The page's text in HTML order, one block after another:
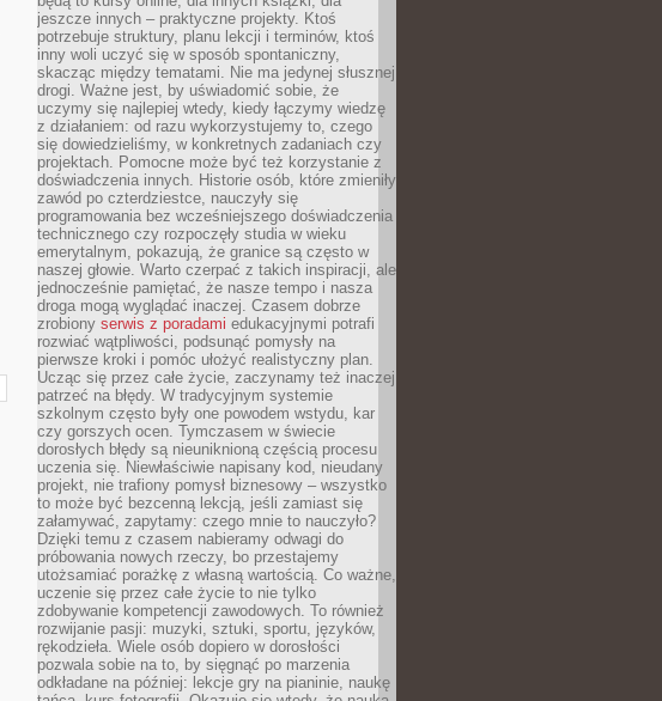
jeszcze innych – praktyczne projekty. Ktoś
potrzebuje struktury, planu lekcji i terminów, ktoś
inny woli uczyć się w sposób spontaniczny,
skacząc między tematami. Nie ma jedynej słusznej
drogi. Ważne jest, by uświadomić sobie, że
uczymy się najlepiej wtedy, kiedy łączymy wiedzę
z działaniem: od razu wykorzystujemy to, czego
się dowiedzieliśmy, w konkretnych zadaniach czy
projektach. Pomocne może być też korzystanie z
doświadczenia innych. Historie osób, które zmieniły
zawód po czterdziestce, nauczyły się
programowania bez wcześniejszego doświadczenia
technicznego czy rozpoczęły studia w wieku
emerytalnym, pokazują, że granice są często w
naszej głowie. Warto czerpać z takich inspiracji, ale
jednocześnie pamiętać, że nasze tempo i nasza
droga mogą wyglądać inaczej. Czasem dobrze
zrobiony serwis z poradami edukacyjnymi potrafi
rozwiać wątpliwości, podsunąć pomysły na
pierwsze kroki i pomóc ułożyć realistyczny plan.
Ucząc się przez całe życie, zaczynamy też inaczej
patrzeć na błędy. W tradycyjnym systemie
szkolnym często były one powodem wstydu, kar
czy gorszych ocen. Tymczasem w świecie
dorosłych błędy są nieuniknioną częścią procesu
uczenia się. Niewłaściwie napisany kod, nieudany
projekt, nie trafiony pomysł biznesowy – wszystko
to może być bezcenną lekcją, jeśli zamiast się
załamywać, zapytamy: czego mnie to nauczyło?
Dzięki temu z czasem nabieramy odwagi do
próbowania nowych rzeczy, bo przestajemy
utożsamiać porażkę z własną wartością. Co ważne,
uczenie się przez całe życie to nie tylko
zdobywanie kompetencji zawodowych. To również
rozwijanie pasji: muzyki, sztuki, sportu, języków,
rękodzieła. Wiele osób dopiero w dorosłości
pozwala sobie na to, by sięgnąć po marzenia
odkładane na później: lekcje gry na pianinie, naukę